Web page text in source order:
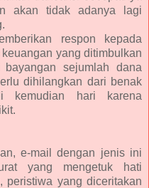
akan tidak adanya lagi
respon kepada
yang ditimbulkan
sejumlah dana
dihilangkan dari benak
kemudian hari karena
e-mail dengan jenis ini
yang mengetuk hati
peristiwa yang diceritakan